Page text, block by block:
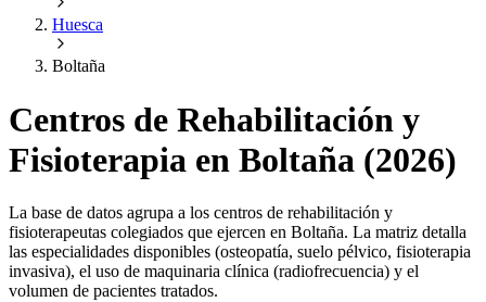
Huesca
Boltaña
Centros de Rehabilitación y
Fisioterapia en Boltaña (2026)
La base de datos agrupa a los centros de rehabilitación y
fisioterapeutas colegiados que ejercen en Boltaña. La matriz detalla
las especialidades disponibles (osteopatía, suelo pélvico, fisioterapia
invasiva), el uso de maquinaria clínica (radiofrecuencia) y el
volumen de pacientes tratados.